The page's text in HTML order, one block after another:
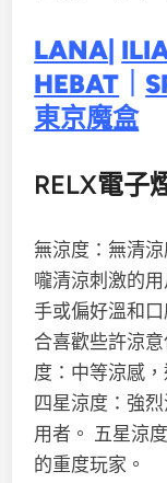
LANA|
HEBAT ｜
東京魔盒
RELX電子
無涼度：無清
嚨清涼刺激的
手或偏好溫和
合喜歡些許涼
度：中等涼感
四星涼度：強
用者。 五星涼
的重度玩家。